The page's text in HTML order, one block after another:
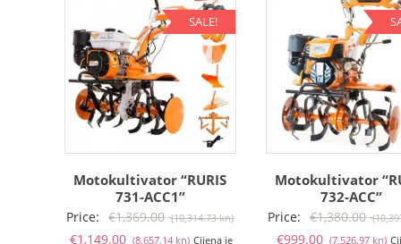
SALE!
Motokultivator “RURIS
731-ACC1”
Price: €1,369.00 (10,314.73 kn)Izvorna
€1,149.00 (8,657.14 kn)Trenutna
Cijena je
Motokultivator
732-ACC”
Price: €1,380.00
€999.00 (7,526.97 kn)